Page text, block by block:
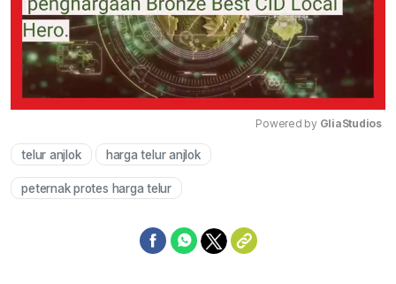
Powered by GliaStudios
telur anjlok harga telur anjlok
peternak protes harga telur